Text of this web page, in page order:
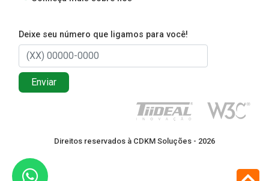
Deixe seu número que ligamos para você!
Enviar
Direitos reservados à CDKM Soluções - 2026